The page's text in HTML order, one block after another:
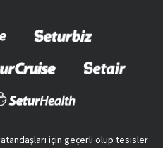
için geçerli olup tesisler